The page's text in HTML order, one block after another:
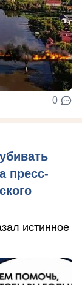
0
пресс-
истинное